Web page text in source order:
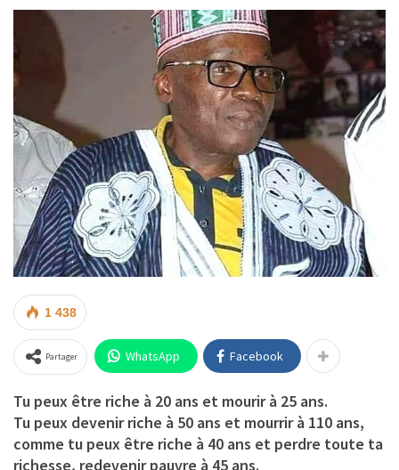
1 438
Partager WhatsApp Facebook
Tu peux être riche à 20 ans et mourir à 25 ans.
Tu peux devenir riche à 50 ans et mourrir à 110 ans,
comme tu peux être riche à 40 ans et perdre toute ta
richesse, redevenir pauvre à 45 ans.